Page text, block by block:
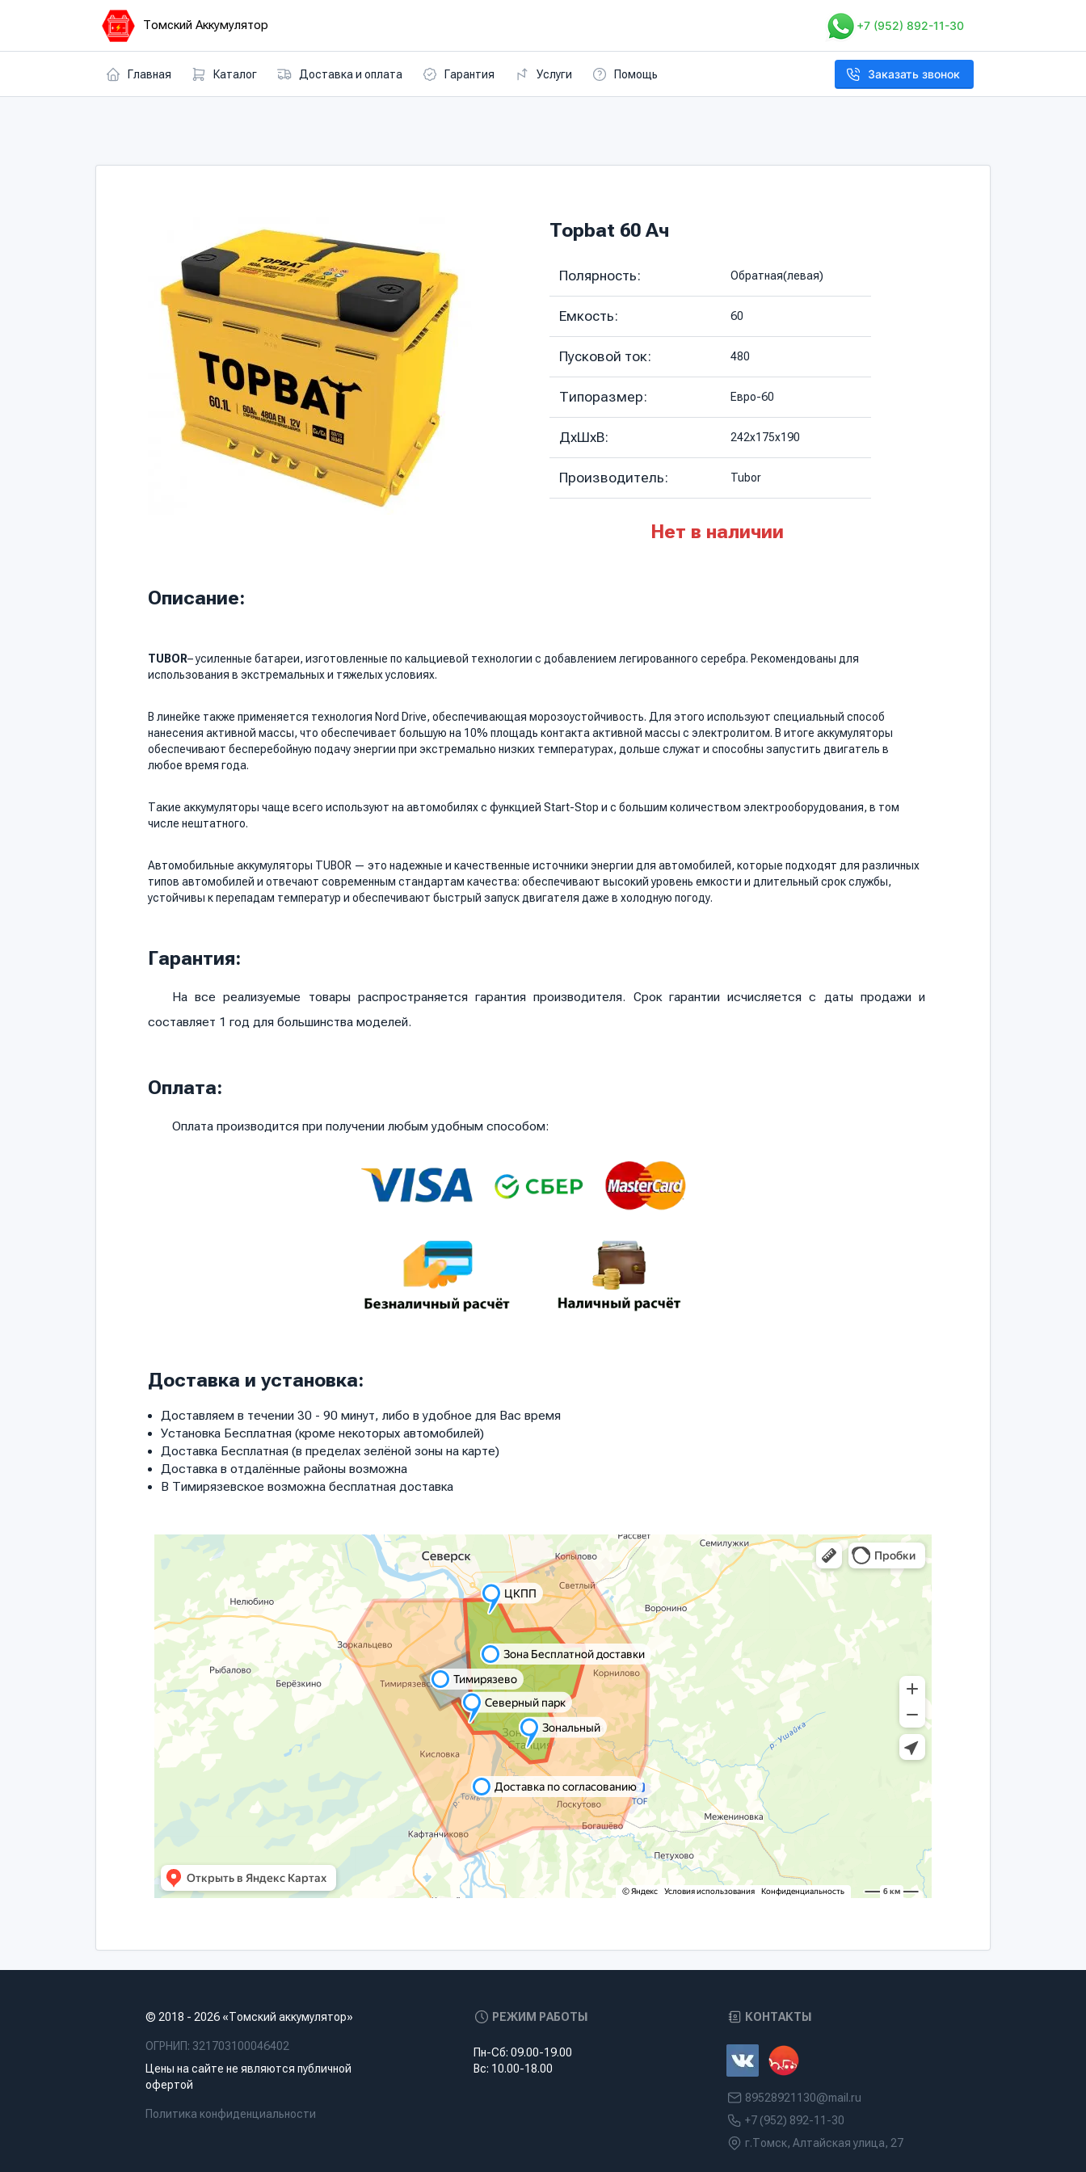
Томский Аккумулятор +7 (952) 892-11-30
Главная Каталог Доставка и оплата Гарантия Услуги Помощь Заказать звонок
Topbat 60 Ач
Полярность: Обратная(левая)
Емкость: 60
Пусковой ток: 480
Типоразмер: Евро-60
ДхШхВ: 242х175х190
Производитель: Tubor
Нет в наличии
Описание:
TUBOR– усиленные батареи, изготовленные по кальциевой технологии с добавлением легированного серебра. Рекомендованы для
использования в экстремальных и тяжелых условиях.
В линейке также применяется технология Nord Drive, обеспечивающая морозоустойчивость. Для этого используют специальный способ
нанесения активной массы, что обеспечивает большую на 10% площадь контакта активной массы с электролитом. В итоге аккумуляторы
обеспечивают бесперебойную подачу энергии при экстремально низких температурах, дольше служат и способны запустить двигатель в
любое время года.
Такие аккумуляторы чаще всего используют на автомобилях с функцией Start-Stop и с большим количеством электрооборудования, в том
числе нештатного.
Автомобильные аккумуляторы TUBOR — это надежные и качественные источники энергии для автомобилей, которые подходят для различных
типов автомобилей и отвечают современным стандартам качества: обеспечивают высокий уровень емкости и длительный срок службы,
устойчивы к перепадам температур и обеспечивают быстрый запуск двигателя даже в холодную погоду.
Гарантия:
На все реализуемые товары распространяется гарантия производителя. Срок гарантии исчисляется с даты продажи и
составляет 1 год для большинства моделей.
Оплата:
Оплата производится при получении любым удобным способом:
Доставка и установка:
Доставляем в течении 30 - 90 минут, либо в удобное для Вас время
Установка Бесплатная (кроме некоторых автомобилей)
Доставка Бесплатная (в пределах зелёной зоны на карте)
Доставка в отдалённые районы возможна
В Тимирязевское возможна бесплатная доставка
© 2018 - 2026 «Томский аккумулятор»
ОГРНИП: 321703100046402
Цены на сайте не являются публичной
офертой
Политика конфиденциальности
РЕЖИМ РАБОТЫ
Пн-Сб: 09.00-19.00
Вс: 10.00-18.00
КОНТАКТЫ
89528921130@mail.ru
+7 (952) 892-11-30
г.Томск, Алтайская улица, 27